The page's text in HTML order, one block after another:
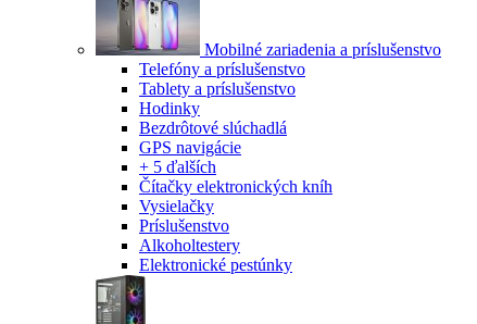
Mobilné zariadenia a príslušenstvo
Telefóny a príslušenstvo
Tablety a príslušenstvo
Hodinky
Bezdrôtové slúchadlá
GPS navigácie
+ 5 ďalších
Čítačky elektronických kníh
Vysielačky
Príslušenstvo
Alkoholtestery
Elektronické pestúnky